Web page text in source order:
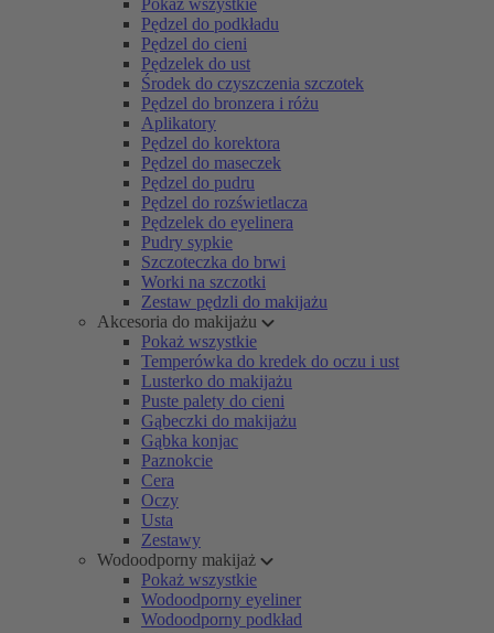
Pokaż wszystkie
Pędzel do podkładu
Pędzel do cieni
Pędzelek do ust
Środek do czyszczenia szczotek
Pędzel do bronzera i różu
Aplikatory
Pędzel do korektora
Pędzel do maseczek
Pędzel do pudru
Pędzel do rozświetlacza
Pędzelek do eyelinera
Pudry sypkie
Szczoteczka do brwi
Worki na szczotki
Zestaw pędzli do makijażu
Akcesoria do makijażu
Pokaż wszystkie
Temperówka do kredek do oczu i ust
Lusterko do makijażu
Puste palety do cieni
Gąbeczki do makijażu
Gąbka konjac
Paznokcie
Cera
Oczy
Usta
Zestawy
Wodoodporny makijaż
Pokaż wszystkie
Wodoodporny eyeliner
Wodoodporny podkład